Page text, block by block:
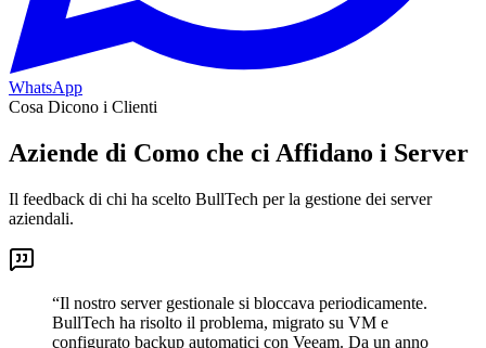
WhatsApp
Cosa Dicono i Clienti
Aziende di Como che ci Affidano i Server
Il feedback di chi ha scelto BullTech per la gestione dei server
aziendali.
“Il nostro server gestionale si bloccava periodicamente.
BullTech ha risolto il problema, migrato su VM e
configurato backup automatici con Veeam. Da un anno